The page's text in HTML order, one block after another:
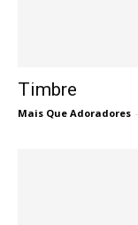
Timbre
Mais Que Adoradores -